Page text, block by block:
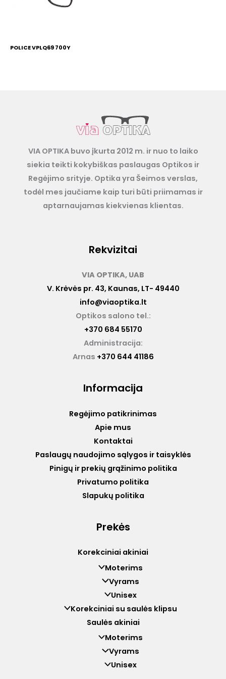
POLICE VPLQ69 700Y
VIA OPTIKA buvo įkurta 2012 m. ir nuo to laiko
siekia teikti kokybiškas paslaugas Optikos ir
Regėjimo srityje. Optika yra Šeimos verslas,
todėl mes jaučiame kaip turi būti priimamas ir
aptarnaujamas kiekvienas klientas.
Rekvizitai
VIA OPTIKA, UAB
V. Krėvės pr. 43, Kaunas, LT- 49440
info@viaoptika.lt
Optikos salono tel.:
+370 684 55170
Administracija:
Arnas +370 644 41186
Informacija
Regėjimo patikrinimas
Apie mus
Kontaktai
Paslaugų naudojimo sąlygos ir taisyklės
Pinigų ir prekių grąžinimo politika
Privatumo politika
Slapukų politika
Prekės
Korekciniai akiniai
Moterims
Vyrams
Unisex
Korekciniai su saulės klipsu
Saulės akiniai
Moterims
Vyrams
Unisex